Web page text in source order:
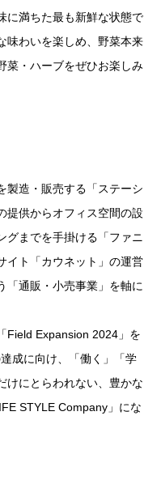
に満ちた最も新鮮な状態で
味わいを楽しめ、野菜本来
菜・ハーブをぜひお楽しみ
製造・販売する「ステーシ
提供からオフィス空間の設
グまでを手掛ける「ファニ
イト「カウネット」の運営
「通販・小売事業」を軸に
Field Expansion 2024」を
成に向け、「働く」「学
けにとらわれない、豊かな
STYLE Company」にな